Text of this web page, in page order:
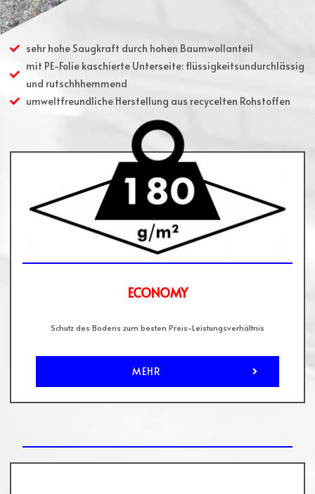
sehr hohe Saugkraft durch hohen Baumwollanteil
mit PE-Folie kaschierte Unterseite: flüssigkeitsundurchlässig
und rutschhhemmend
umweltfreundliche Herstellung aus recycelten Rohstoffen
ECONOMY
Schutz des Bodens zum besten Preis-Leistungsverhältnis
MEHR